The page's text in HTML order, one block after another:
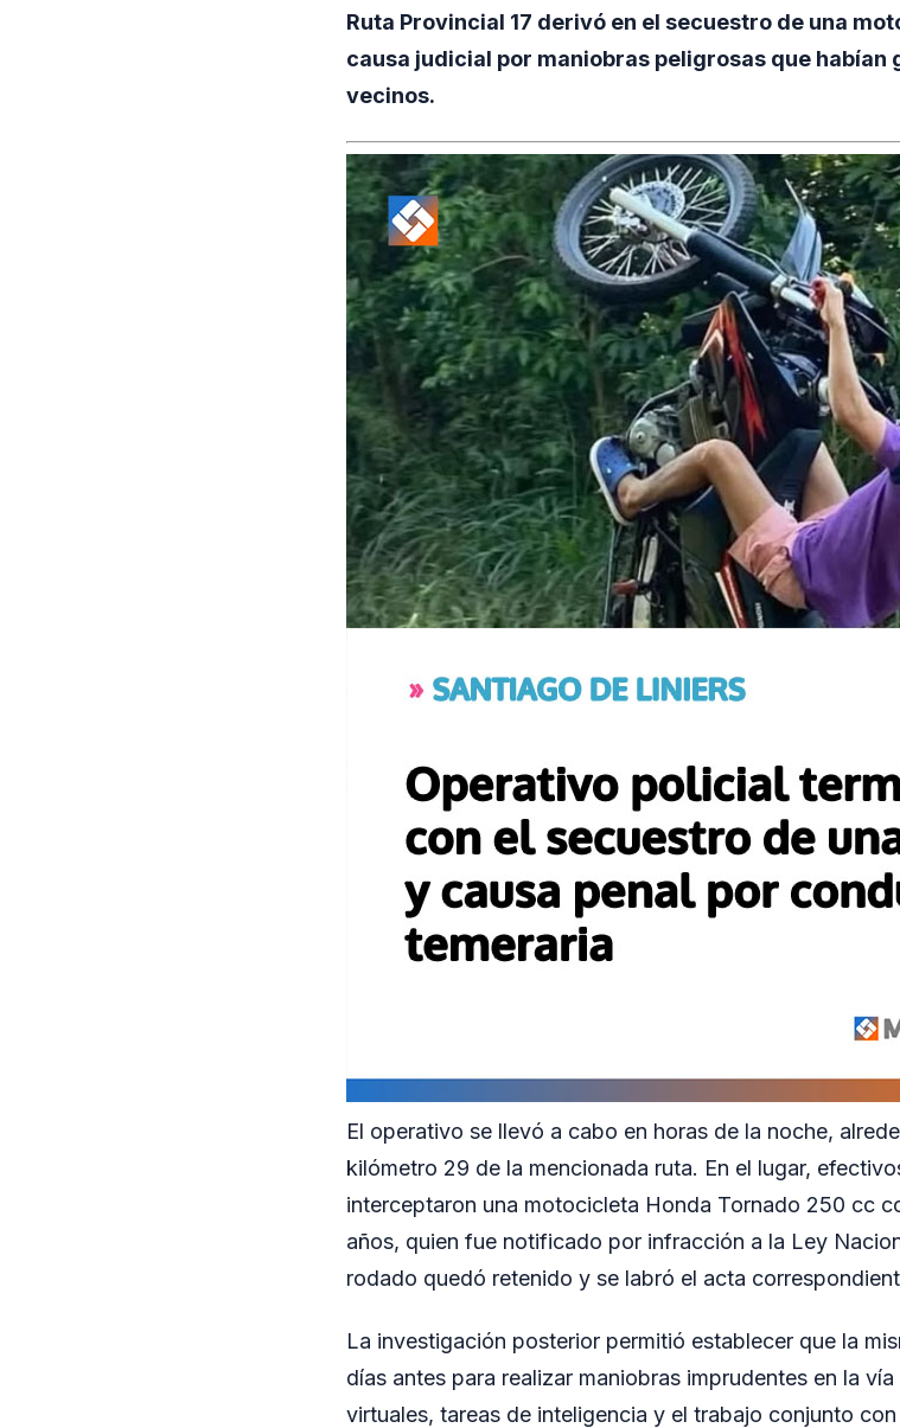
Ruta Provincial 17 derivó en el secuestro de una
causa judicial por maniobras peligrosas que habían
vecinos.
El operativo se llevó a cabo en horas de la noche,
kilómetro 29 de la mencionada ruta. En el lugar,
interceptaron una motocicleta Honda Tornado 250 cc
años, quien fue notificado por infracción a la Ley
rodado quedó retenido y se labró el acta
La investigación posterior permitió establecer que la
días antes para realizar maniobras imprudentes en la
virtuales, tareas de inteligencia y el trabajo conjunto